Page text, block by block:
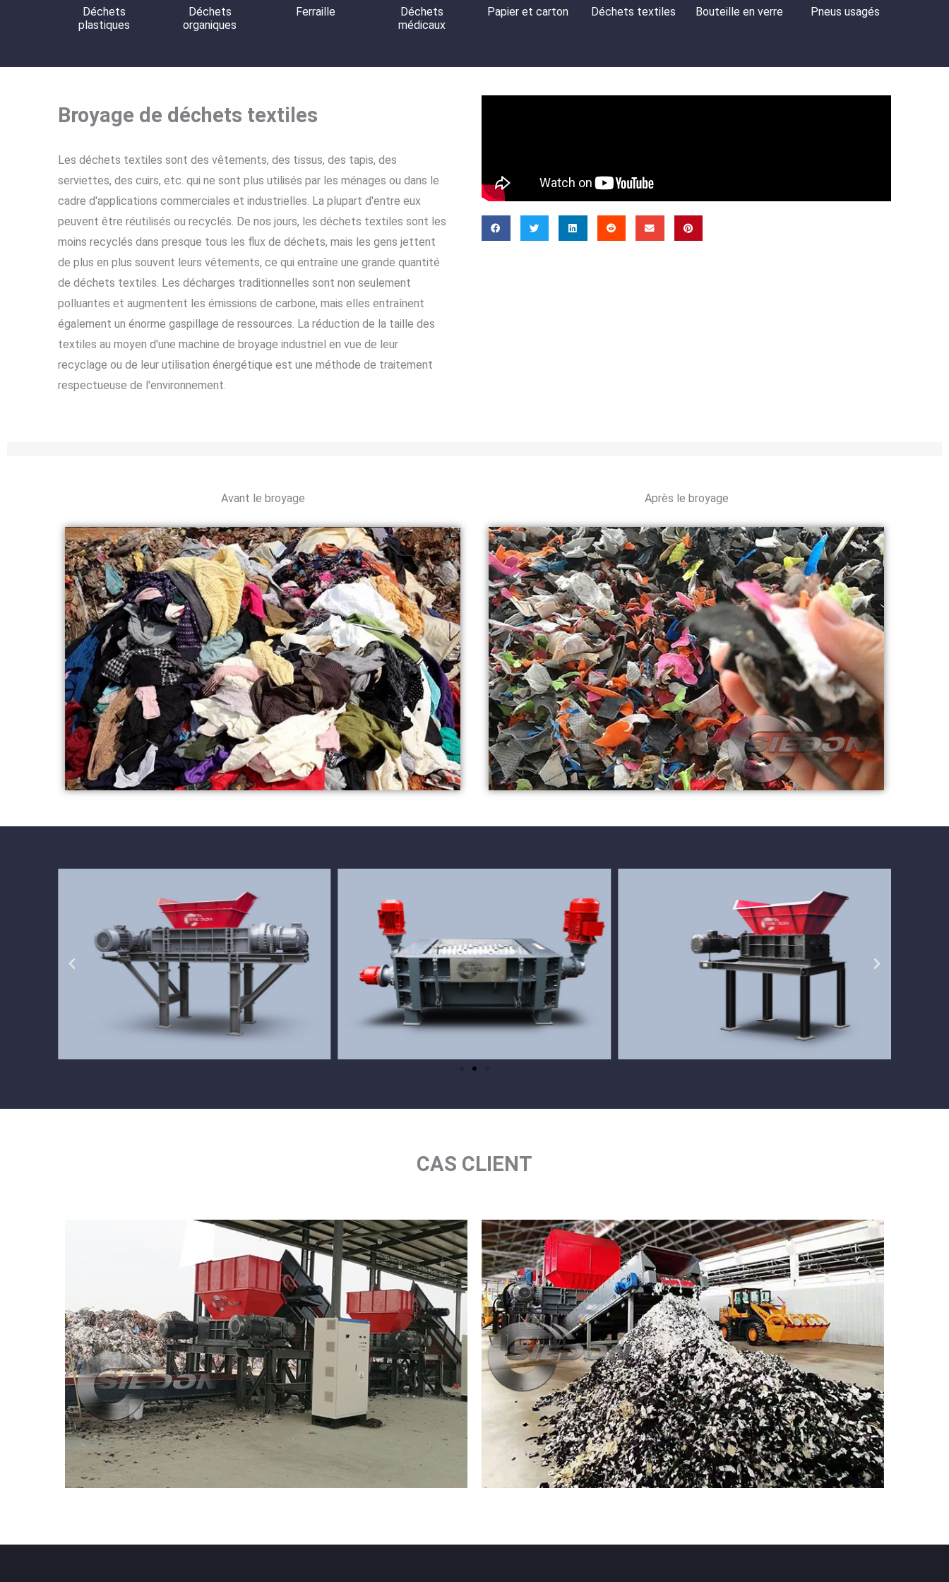
Déchets
plastiques
Déchets
organiques
Ferraille
Déchets
médicaux
Papier et carton Déchets textiles Bouteille en verre Pneus usagés
Broyage de déchets textiles
Les déchets textiles sont des vêtements, des tissus, des tapis, des
serviettes, des cuirs, etc. qui ne sont plus utilisés par les ménages ou dans le
cadre d'applications commerciales et industrielles. La plupart d'entre eux
peuvent être réutilisés ou recyclés. De nos jours, les déchets textiles sont les
moins recyclés dans presque tous les flux de déchets, mais les gens jettent
de plus en plus souvent leurs vêtements, ce qui entraîne une grande quantité
de déchets textiles. Les décharges traditionnelles sont non seulement
polluantes et augmentent les émissions de carbone, mais elles entraînent
également un énorme gaspillage de ressources. La réduction de la taille des
textiles au moyen d'une machine de broyage industriel en vue de leur
recyclage ou de leur utilisation énergétique est une méthode de traitement
respectueuse de l'environnement.
Avant le broyage Après le broyage
CAS CLIENT